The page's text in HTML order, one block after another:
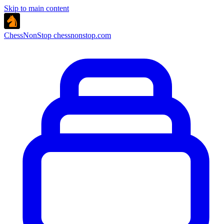
Skip to main content
ChessNonStop chessnonstop.com